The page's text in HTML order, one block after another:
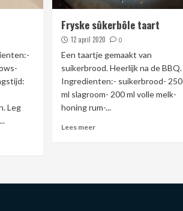
Leg
Fryske sûkerbôle taart
12 april 2020 0
Een taartje gemaakt van
suikerbrood. Heerlijk na de BBQ.
Ingredienten:- suikerbrood- 250
ml slagroom- 200 ml volle melk-
honing rum-...
Lees meer